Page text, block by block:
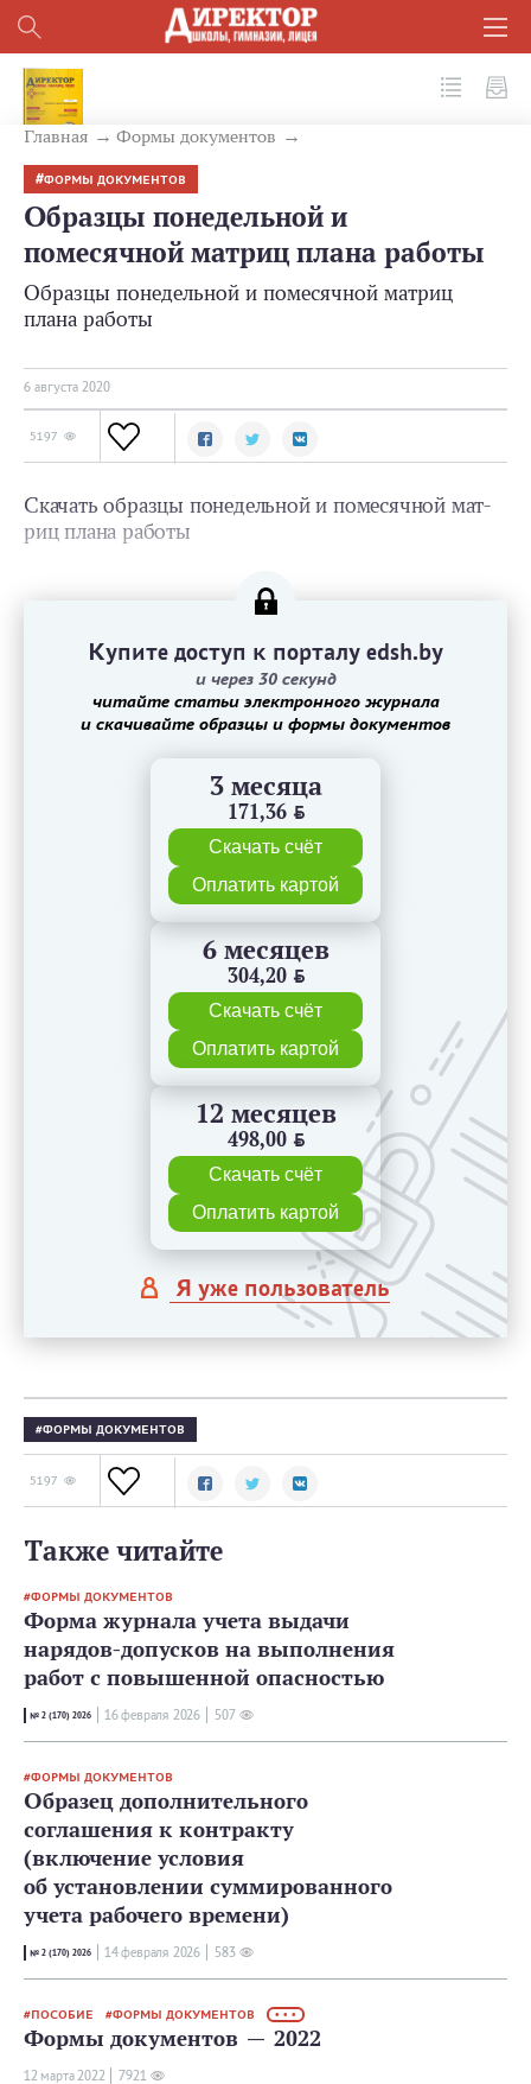
Главная Формы документов
ФОРМЫ ДОКУМЕНТОВ
Образцы понедельной и
помесячной мат­риц плана работы
Образцы понедельной и помесячной мат­риц
плана работы
6 августа 2020
5197
Скачать образцы понедельной и помесячной мат­
риц плана работы
Купите доступ к порталу edsh.by
и через 30 секунд
читайте статьи электронного журнала
и скачивайте образцы и формы документов
3 месяца
171,36 BYN
Скачать счёт
Оплатить картой
6 месяцев
304,20 BYN
Скачать счёт
Оплатить картой
12 месяцев
498,00 BYN
Скачать счёт
Оплатить картой
Я уже пользователь
ФОРМЫ ДОКУМЕНТОВ
5197
Также читайте
ФОРМЫ ДОКУМЕНТОВ
Форма журнала учета выдачи
нарядов-допусков на выполнения
работ с повышенной опасностью
№ 2 (170) 2026 16 февраля 2026 507
ФОРМЫ ДОКУМЕНТОВ
Образец дополнительного
соглашения к контракту
(включение условия
об установлении суммированного
учета рабочего времени)
№ 2 (170) 2026 14 февраля 2026 583
ПОСОБИЕ ФОРМЫ ДОКУМЕНТОВ • • •
Формы документов — 2022
12 мартa 2022 7921